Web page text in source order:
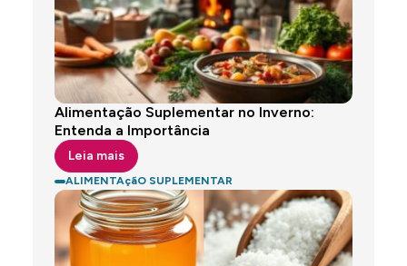
Alimentação Suplementar no Inverno:
Entenda a Importância
Leia mais
ALIMENTAçãO SUPLEMENTAR